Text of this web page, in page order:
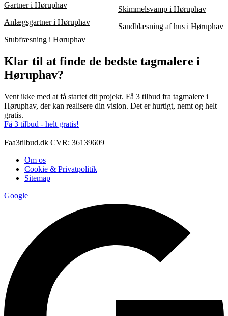
Gartner i Høruphav
Anlægsgartner i Høruphav
Stubfræsning i Høruphav
Skimmelsvamp i Høruphav
Sandblæsning af hus i Høruphav
Klar til at finde de bedste tagmalere i
Høruphav?
Vent ikke med at få startet dit projekt. Få 3 tilbud fra tagmalere i
Høruphav, der kan realisere din vision. Det er hurtigt, nemt og helt
gratis.
Få 3 tilbud - helt gratis!
Faa3tilbud.dk CVR: 36139609
Om os
Cookie & Privatpolitik
Sitemap
Google